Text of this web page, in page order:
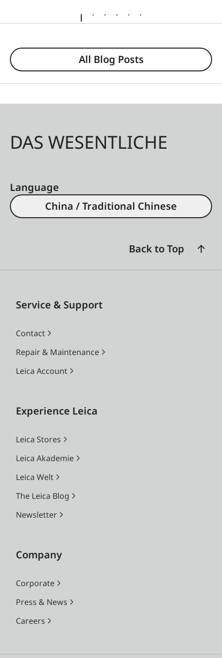
All Blog Posts
DAS WESENTLICHE
Language
China / Traditional Chinese
Back to Top
Service & Support
Contact
Repair & Maintenance
Leica Account
Experience Leica
Leica Stores
Leica Akademie
Leica Welt
The Leica Blog
Newsletter
Company
Corporate
Press & News
Careers